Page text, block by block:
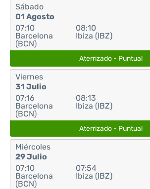
Sábado
01 Agosto
07:10
Barcelona
(BCN)
08:10
Ibiza (IBZ)
Aterrizado - Puntual
Viernes
31 Julio
07:16
Barcelona
(BCN)
08:13
Ibiza (IBZ)
Aterrizado - Puntual
Miércoles
29 Julio
07:10
Barcelona
(BCN)
07:54
Ibiza (IBZ)